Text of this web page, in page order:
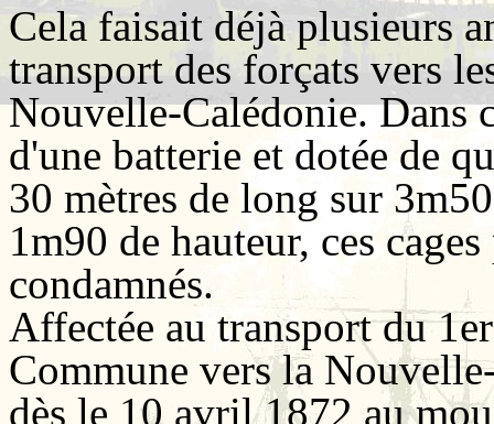
Cela faisait déjà plusieurs
transport des forçats vers
Nouvelle-Calédonie. Dans
d'une batterie et dotée de
30 mètres de long sur
1m90 de hauteur, ces
condamnés.
Affectée au transport du
Commune vers la
dès le 10 avril 1872 au